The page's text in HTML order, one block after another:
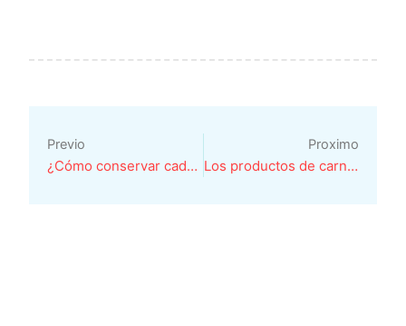
Previo
¿Cómo conservar cada tipo de carne adecuadamente?
Proximo
Los productos de carnicería siguen (y seguirán) siendo un reclamo en bares y restaurantes